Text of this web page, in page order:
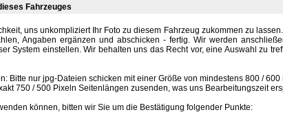
Fahrzeuges
uns unkompliziert Ihr Foto zu diesem Fahrzeug zukommen zu
Angaben ergänzen und abschicken - fertig. Wir werden
System einstellen. Wir behalten uns das Recht vor, eine Auswahl zu
Bitte nur jpg-Dateien schicken mit einer Größe von mindestens 800 /
750 / 500 Pixeln Seitenlängen zusenden, was uns Bearbeitungszeit
können, bitten wir Sie um die Bestätigung folgender Punkte: